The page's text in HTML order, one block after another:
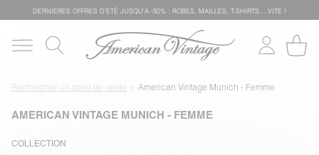
DERNIÈRES OFFRES D'ÉTÊ JUSQU'À -50% : ROBES, MAILLES, T-SHIRTS... VITE !
Rechercher un point de vente American Vintage Munich - Femme
AMERICAN VINTAGE MUNICH - FEMME
COLLECTION